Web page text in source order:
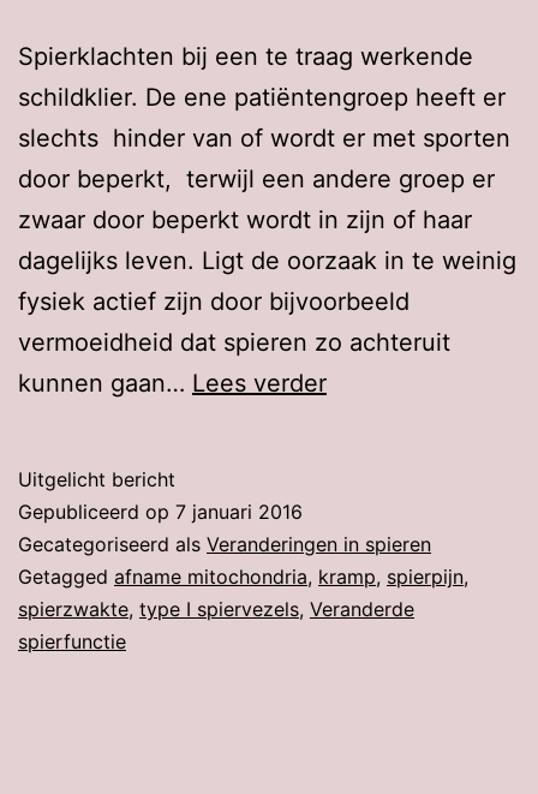
Spierklachten bij een te traag werkende
schildklier. De ene patiëntengroep heeft er
slechts hinder van of wordt er met sporten
door beperkt, terwijl een andere groep er
zwaar door beperkt wordt in zijn of haar
dagelijks leven. Ligt de oorzaak in te weinig
fysiek actief zijn door bijvoorbeeld
vermoeidheid dat spieren zo achteruit
kunnen gaan… Lees verderTrage
Uitgelicht bericht
Gepubliceerd op 7 januari 2016
Gecategoriseerd als Veranderingen in spieren
Getagged afname mitochondria, kramp, spierpijn,
spierzwakte, type I spiervezels, Veranderde
spierfunctie